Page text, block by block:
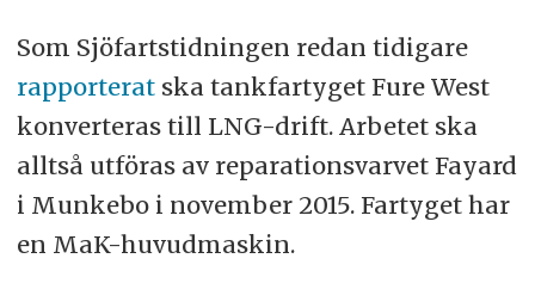
Som Sjöfartstidningen redan tidigare
rapporteratska tankfartyget Fure West
konverteras till LNG-drift. Arbetet ska
alltså utföras av reparationsvarvet Fayard
i Munkebo i november 2015. Fartyget har
en MaK-huvudmaskin.